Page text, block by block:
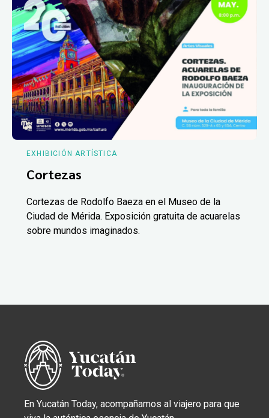
EXHIBICIÓN ARTÍSTICA
Cortezas
Cortezas de Rodolfo Baeza en el Museo de la
Ciudad de Mérida. Exposición gratuita de acuarelas
sobre mundos imaginados.
En Yucatán Today, acompañamos al viajero para que